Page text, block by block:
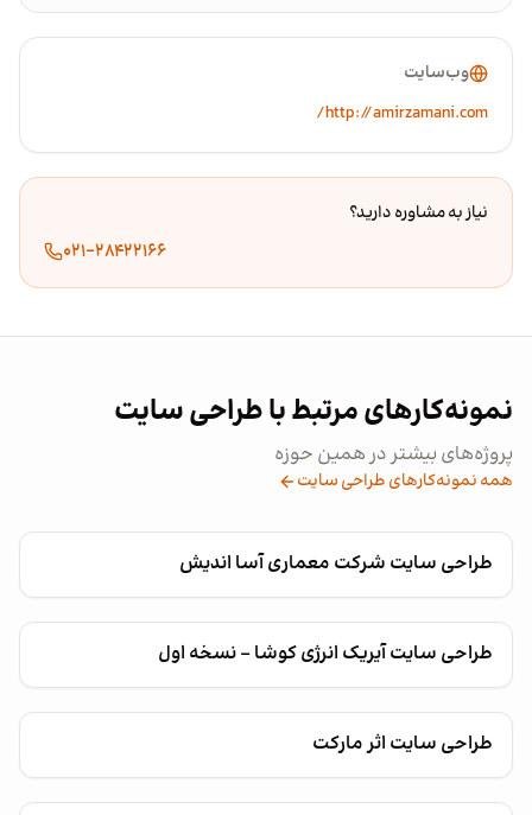
وب‌سایت
http://amirzamani.com/
نیاز به مشاوره دارید؟
۰۲۱-۲۸۴۲۲۱۶۶
نمونه‌کارهای مرتبط با طراحی سایت
پروژه‌های بیشتر در همین حوزه
همه نمونه‌کارهای طراحی سایت
طراحی سایت شرکت معماری آسا اندیش
طراحی سایت آیریک انرژی کوشا - نسخه اول
طراحی سایت اثر مارکت